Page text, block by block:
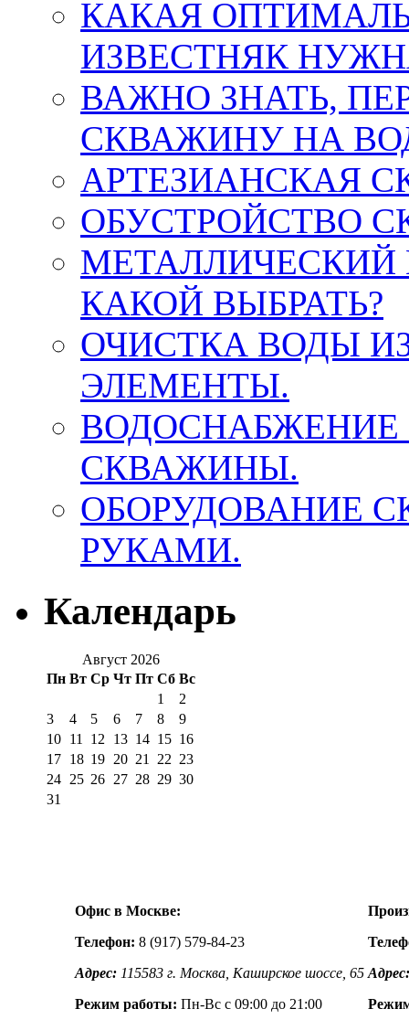
КАКАЯ
ИЗВЕСТНЯК
ВАЖНО ЗНАТЬ,
СКВАЖИНУ НА
АРТЕЗИАНСКАЯ
ОБУСТРОЙСТВО
КАКОЙ ВЫБРАТЬ?
ОЧИСТКА ВОДЫ
ЭЛЕМЕНТЫ.
ВОДОСНАБЖЕНИЕ
СКВАЖИНЫ.
ОБОРУДОВАНИЕ
РУКАМИ.
Календарь
Август 2026
Пн Вт Ср Чт Пт Сб Вс
1
2
3
4 5 6 7 8
9
10 11 12 13 14 15 16
17 18 19 20 21 22 23
24 25 26 27 28 29 30
31
Офис в Москве:
Телефон: 8 (917) 579-84-23
Адрес: 115583 г. Москва, Каширское шоссе, 65
Режим работы: Пн-Вс с 09:00 до 21:00
Адрес: